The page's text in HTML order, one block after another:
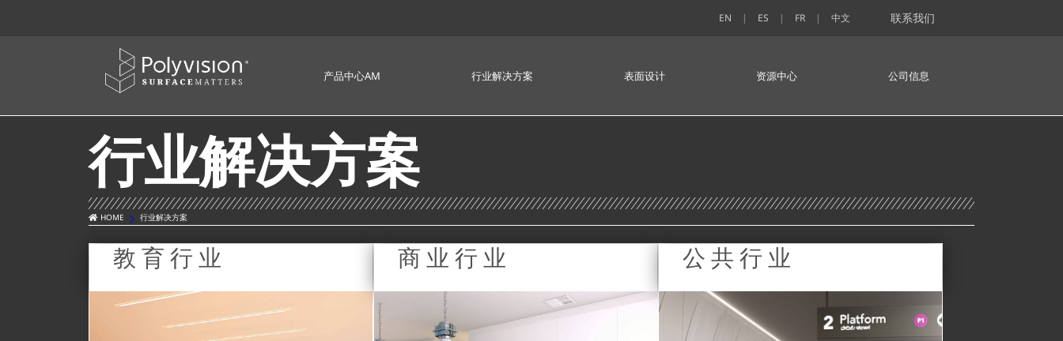
产品中心AM 行业解决方案 表面设计 资源中心 公司信息
EN ES FR 中文 联系我们
行业解决方案
HOME 行业解决方案
教育行业 商业行业 公共行业